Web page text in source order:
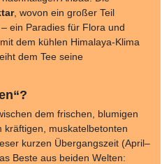
, wovon ein großer Teil
ein Paradies für Flora und
dem kühlen Himalaya-Klima
dem Tee seine
dem frischen, blumigen
kräftigen, muskatelbetonten
kurzen Übergangszeit (April–
Beste aus beiden Welten: